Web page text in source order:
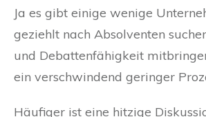
Ja es gibt einige wenige
geziehlt nach Absolventen
und Debattenfähigkeit
ein verschwindend geringer
Häufiger ist eine hitzige